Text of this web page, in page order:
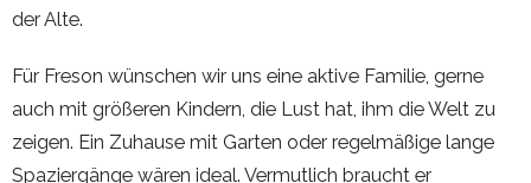
der Alte.
Für Freson wünschen wir uns eine aktive Familie, gerne
auch mit größeren Kindern, die Lust hat, ihm die Welt zu
zeigen. Ein Zuhause mit Garten oder regelmäßige lange
Spaziergänge wären ideal. Vermutlich braucht er